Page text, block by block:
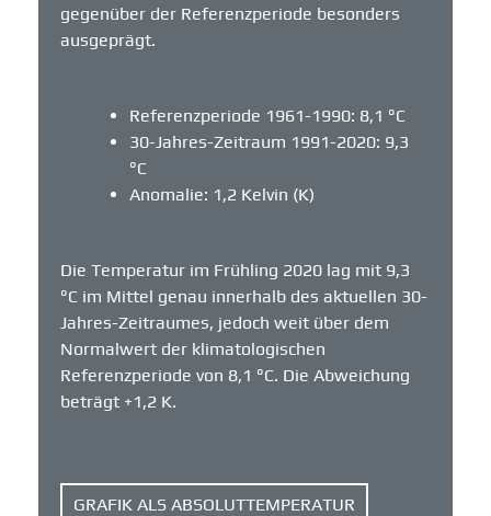
gegenüber der Referenzperiode besonders
ausgeprägt.
Referenzperiode 1961-1990: 8,1 °C
30-Jahres-Zeitraum 1991-2020: 9,3
°C
Anomalie: 1,2 Kelvin (K)
Die Temperatur im Frühling 2020 lag mit 9,3
°C im Mittel genau innerhalb des aktuellen 30-
Jahres-Zeitraumes, jedoch weit über dem
Normalwert der klimatologischen
Referenzperiode von 8,1 °C. Die Abweichung
beträgt +1,2 K.
GRAFIK ALS ABSOLUTTEMPERATUR